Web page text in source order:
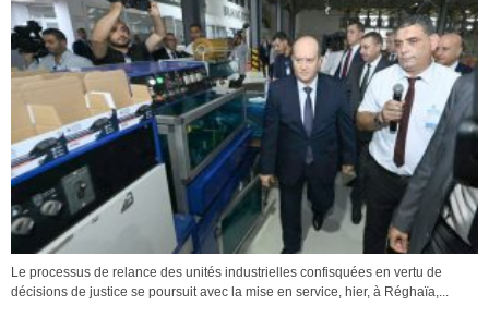
Le processus de relance des unités industrielles confisquées en vertu de
décisions de justice se poursuit avec la mise en service, hier, à Réghaïa,...